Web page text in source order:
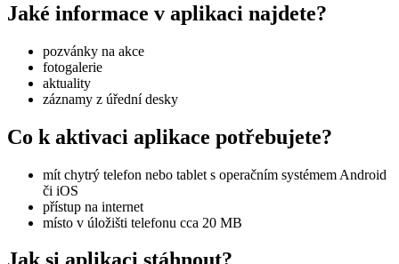
Jaké informace v aplikaci najdete?
pozvánky na akce
fotogalerie
aktuality
záznamy z úřední desky
Co k aktivaci aplikace potřebujete?
mít chytrý telefon nebo tablet s operačním systémem Android
či iOS
přístup na internet
místo v úložišti telefonu cca 20 MB